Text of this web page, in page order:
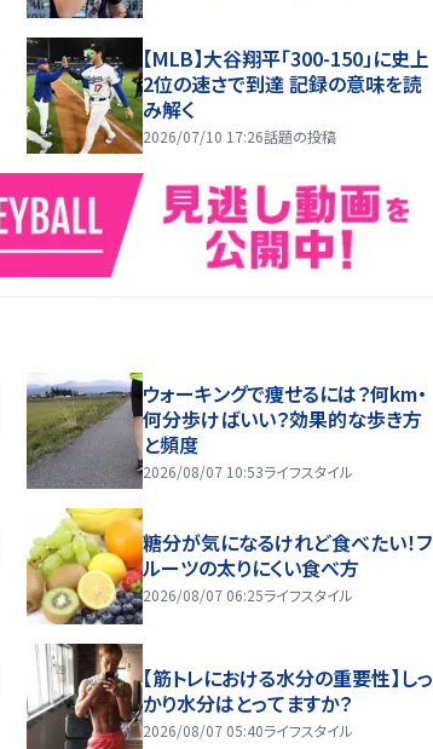
【MLB】大谷翔平「300-150」に史上
2位の速さで到達 記録の意味を読
み解く
2026/07/10 17:26話題の投稿
ウォーキングで痩せるには？何km・
何分歩けばいい？効果的な歩き方
と頻度
2026/08/07 10:53ライフスタイル
糖分が気になるけれど食べたい！フ
ルーツの太りにくい食べ方
2026/08/07 06:25ライフスタイル
【筋トレにおける水分の重要性】しっ
かり水分はとってますか？
2026/08/07 05:40ライフスタイル